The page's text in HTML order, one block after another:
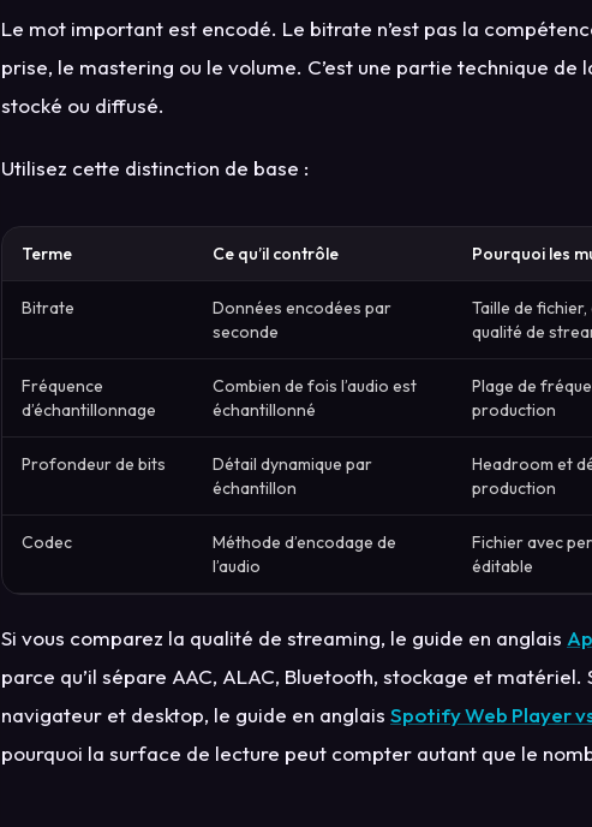
Le mot important est encodé. Le bitrate n’est pas la
prise, le mastering ou le volume. C’est une partie technique de
stocké ou diffusé.
Utilisez cette distinction de base :
Terme Ce qu’il contrôle Pourquoi les
Bitrate
Données encodées par
seconde
Taille de
qualité de
Fréquence
d’échantillonnage
Combien de fois l’audio est
échantillonné
Plage de
production
Profondeur de bits
Détail dynamique par
échantillon
Headroom et
production
Codec
Méthode d’encodage de
l’audio
Fichier avec
éditable
Si vous comparez la qualité de streaming, le guide en anglais
parce qu’il sépare AAC, ALAC, Bluetooth, stockage et matériel.
navigateur et desktop, le guide en anglais Spotify Web Player
pourquoi la surface de lecture peut compter autant que le